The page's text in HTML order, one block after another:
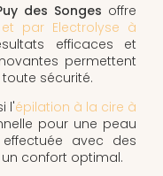
des Songes offre
par Electrolyse à
efficaces et
permettent
sécurité.
l'épilation à la cire à
pour une peau
avec des
confort optimal.